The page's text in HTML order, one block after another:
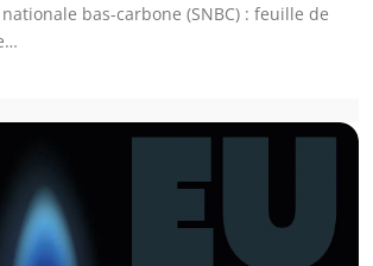
nationale bas-carbone (SNBC) : feuille de